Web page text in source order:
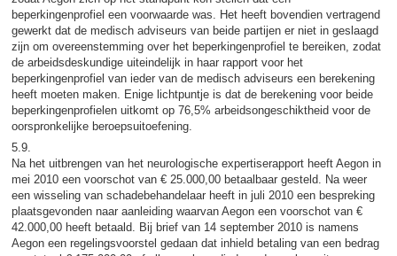
beperkingenprofiel een voorwaarde was. Het heeft bovendien vertragend
gewerkt dat de medisch adviseurs van beide partijen er niet in geslaagd
zijn om overeenstemming over het beperkingenprofiel te bereiken, zodat
de arbeidsdeskundige uiteindelijk in haar rapport voor het
beperkingenprofiel van ieder van de medisch adviseurs een berekening
heeft moeten maken. Enige lichtpuntje is dat de berekening voor beide
beperkingenprofielen uitkomt op 76,5% arbeidsongeschiktheid voor de
oorspronkelijke beroepsuitoefening.
5.9.
Na het uitbrengen van het neurologische expertiserapport heeft Aegon in
mei 2010 een voorschot van € 25.000,00 betaalbaar gesteld. Na weer
een wisseling van schadebehandelaar heeft in juli 2010 een bespreking
plaatsgevonden naar aanleiding waarvan Aegon een voorschot van €
42.000,00 heeft betaald. Bij brief van 14 september 2010 is namens
Aegon een regelingsvoorstel gedaan dat inhield betaling van een bedrag